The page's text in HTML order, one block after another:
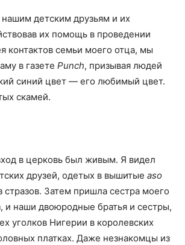
детским друзьям и их
их помощь в проведении
контактов семьи моего отца, мы
в газете Punch, призывая людей
синий цвет — его любимый цвет.
скамей.
в церковь был живым. Я видел
друзей, одетых в вышитые aso
стразов. Затем пришла сестра моего
и наши двоюродные братья и сестры,
уголков Нигерии в королевских
платках. Даже незнакомцы из